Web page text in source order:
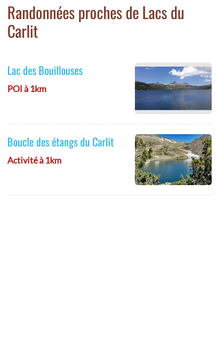
Randonnées proches de Lacs du
Carlit
Lac des Bouillouses
POI à 1km
Boucle des étangs du Carlit
Activité à 1km